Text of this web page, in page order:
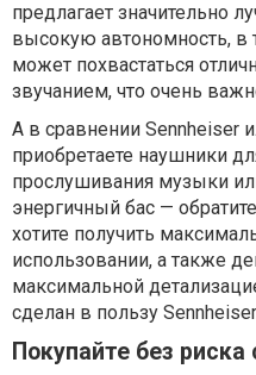
предлагает значительно
высокую автономность, в
может похвастаться
звучанием, что очень
А в сравнении Sennheiser
приобретаете наушники
прослушивания музыки
энергичный бас —
хотите получить
использовании, а также
максимальной
сделан в пользу
Покупайте без риска